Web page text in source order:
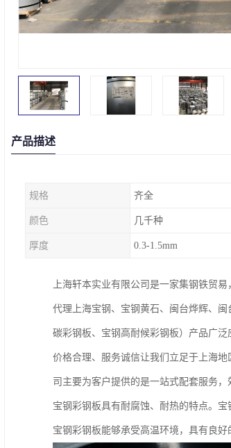
产品描述
规格 齐全
颜色 几千种
厚度 0.3-1.5mm
上海轩本实业有限公司是一家集钢铁贸
代理上海宝钢、宝钢黄石、闽台烨辉、
碳彩钢板、宝钢高耐候彩钢板）产品广
价格合理、服务诚信让我们立足于上海
司主要为客户提供的是一站式配套服务
宝钢彩钢板具有耐腐蚀、耐热的特点。
宝钢彩钢板能够承受高温环境，具有良好